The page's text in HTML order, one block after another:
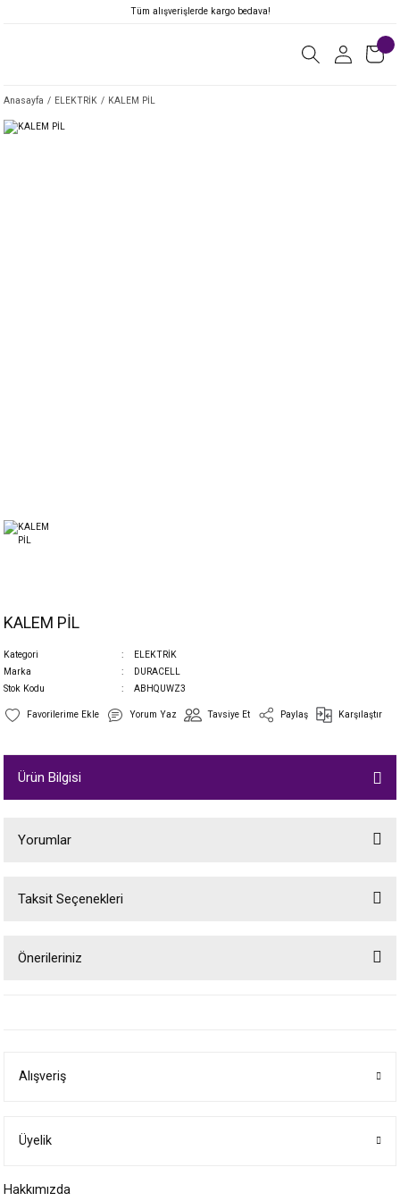
Tüm alışverişlerde kargo bedava!
Anasayfa ELEKTRİK KALEM PİL
KALEM PİL
Kategori
ELEKTRİK
Marka
DURACELL
Stok Kodu
ABHQUWZ3
Yorum Yaz Tavsiye Et Paylaş Karşılaştır
Ürün Bilgisi
Yorumlar
Taksit Seçenekleri
Önerileriniz
Ürün bilgilerinde hatalar bulunuyor.
Bu ürüne benzer farklı alternatifler olmalı.
Alışveriş
Üyelik
Hakkımızda